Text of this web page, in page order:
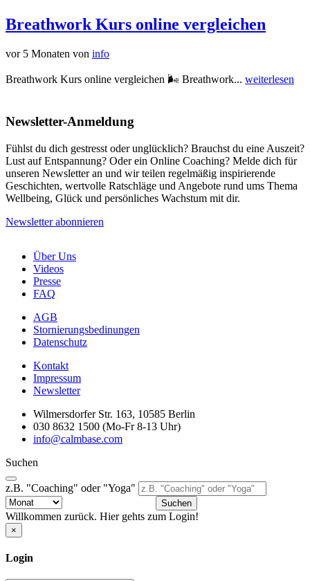
Breathwork Kurs online vergleichen
vor 5 Monaten von info
Breathwork Kurs online vergleichen 🌬️ Breathwork... weiterlesen
Newsletter-Anmeldung
Fühlst du dich gestresst oder unglücklich? Brauchst du eine Auszeit?
Lust auf Entspannung? Oder ein Online Coaching? Melde dich für
unseren Newsletter an und wir teilen regelmäßig inspirierende
Geschichten, wertvolle Ratschläge und Angebote rund ums Thema
Wellbeing, Glück und persönliches Wachstum mit dir.
Newsletter abonnieren
Über Uns
Videos
Presse
FAQ
AGB
Stornierungsbedinungen
Datenschutz
Kontakt
Impressum
Newsletter
Wilmersdorfer Str. 163, 10585 Berlin
030 8632 1500 (Mo-Fr 8-13 Uhr)
info@calmbase.com
Suchen
z.B. "Coaching" oder "Yoga"
Suchen
Willkommen zurück. Hier gehts zum Login!
×
Login